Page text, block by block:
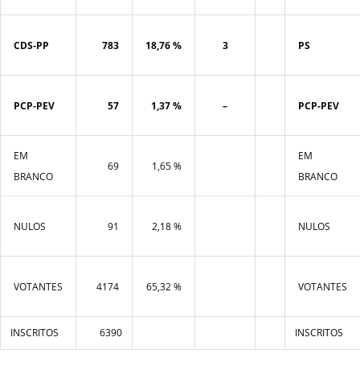
CDS-PP 783 18,76 % 3 PS
PCP-PEV 57 1,37 % – PCP-PEV
EM
BRANCO
69 1,65 %
EM
BRANCO
NULOS 91 2,18 % NULOS
VOTANTES 4174 65,32 % VOTANTES
INSCRITOS 6390 INSCRITOS